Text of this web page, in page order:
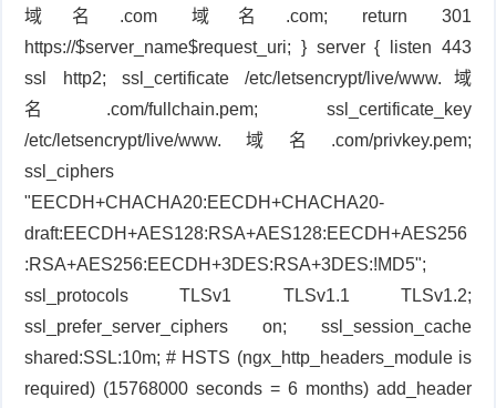
域名.com 域名.com; return 301
https://$server_name$request_uri; } server { listen 443
ssl http2; ssl_certificate /etc/letsencrypt/live/www.域
名.com/fullchain.pem; ssl_certificate_key
/etc/letsencrypt/live/www.域名.com/privkey.pem;
ssl_ciphers
"EECDH+CHACHA20:EECDH+CHACHA20-
draft:EECDH+AES128:RSA+AES128:EECDH+AES256
:RSA+AES256:EECDH+3DES:RSA+3DES:!MD5";
ssl_protocols TLSv1 TLSv1.1 TLSv1.2;
ssl_prefer_server_ciphers on; ssl_session_cache
shared:SSL:10m; # HSTS (ngx_http_headers_module is
required) (15768000 seconds = 6 months) add_header